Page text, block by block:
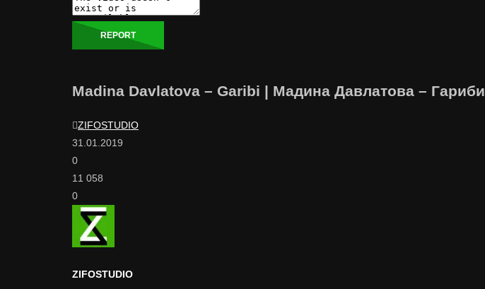
REPORT
Madina Davlatova – Garibi | Мадина Давлатова – Гариби
ZIFOSTUDIO
31.01.2019
0
11 058
0
ZIFOSTUDIO